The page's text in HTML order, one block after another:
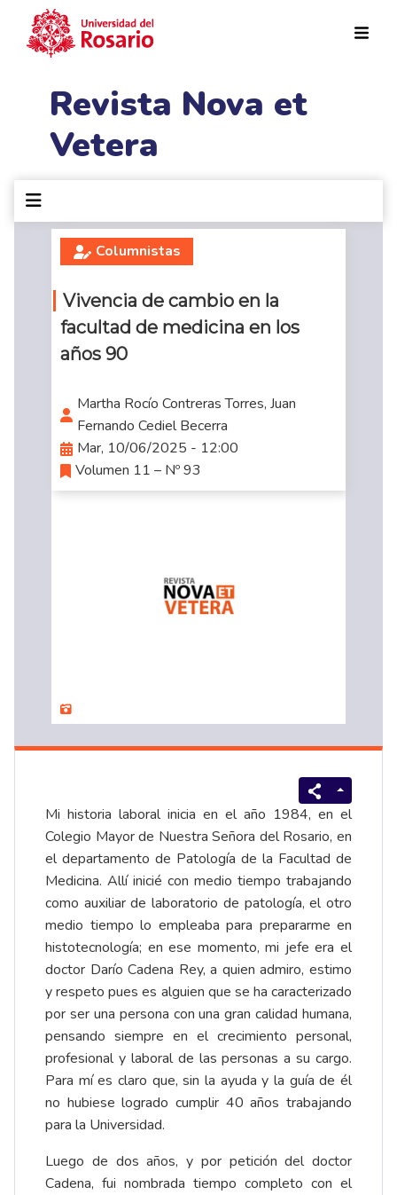
Revista Nova et
Vetera
Columnistas
Vivencia de cambio en la
facultad de medicina en los
años 90
Martha Rocío Contreras Torres, Juan
Fernando Cediel Becerra
Mar, 10/06/2025 - 12:00
Volumen 11 – Nº 93
Mi historia laboral inicia en el año 1984, en el
Colegio Mayor de Nuestra Señora del Rosario, en
el departamento de Patología de la Facultad de
Medicina. Allí inicié con medio tiempo trabajando
como auxiliar de laboratorio de patología, el otro
medio tiempo lo empleaba para prepararme en
histotecnología; en ese momento, mi jefe era el
doctor Darío Cadena Rey, a quien admiro, estimo
y respeto pues es alguien que se ha caracterizado
por ser una persona con una gran calidad humana,
pensando siempre en el crecimiento personal,
profesional y laboral de las personas a su cargo.
Para mí es claro que, sin la ayuda y la guía de él
no hubiese logrado cumplir 40 años trabajando
para la Universidad.
Luego de dos años, y por petición del doctor
Cadena, fui nombrada tiempo completo con el